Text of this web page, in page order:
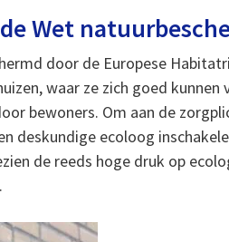
Wet
door de Europese
waar ze zich goed
bewoners. Om aan de
deskundige ecoloog
de reeds hoge druk op